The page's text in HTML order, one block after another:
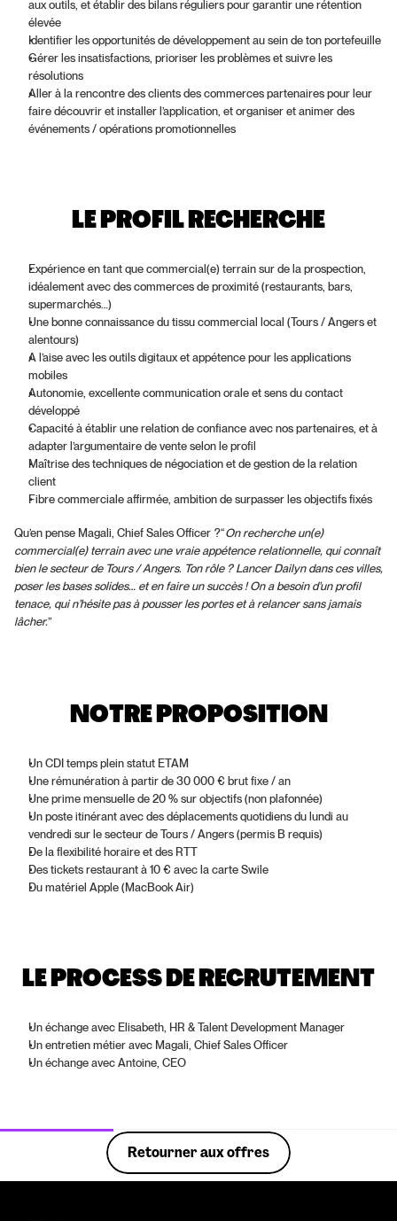
aux outils, et établir des bilans réguliers pour garantir une rétention
élevée
Identifier les opportunités de développement au sein de ton portefeuille
Gérer les insatisfactions, prioriser les problèmes et suivre les
résolutions
Aller à la rencontre des clients des commerces partenaires pour leur
faire découvrir et installer l’application, et organiser et animer des
événements / opérations promotionnelles
LE PROFIL RECHERCHE
Expérience en tant que commercial(e) terrain sur de la prospection,
idéalement avec des commerces de proximité (restaurants, bars,
supermarchés…)
Une bonne connaissance du tissu commercial local (Tours / Angers et
alentours)
A l’aise avec les outils digitaux et appétence pour les applications
mobiles
Autonomie, excellente communication orale et sens du contact
développé
Capacité à établir une relation de confiance avec nos partenaires, et à
adapter l’argumentaire de vente selon le profil
Maîtrise des techniques de négociation et de gestion de la relation
client
Fibre commerciale affirmée, ambition de surpasser les objectifs fixés
Qu’en pense Magali, Chief Sales Officer  ?“On recherche un(e)
commercial(e) terrain avec une vraie appétence relationnelle, qui connaît
bien le secteur de Tours / Angers. Ton rôle ? Lancer Dailyn dans ces villes,
poser les bases solides… et en faire un succès ! On a besoin d’un profil
tenace, qui n’hésite pas à pousser les portes et à relancer sans jamais
lâcher.”
NOTRE PROPOSITION
Un CDI temps plein statut ETAM
Une rémunération à partir de 30 000 € brut fixe / an
Une prime mensuelle de 20 % sur objectifs (non plafonnée)
Un poste itinérant avec des déplacements quotidiens du lundi au
vendredi sur le secteur de Tours / Angers (permis B requis)
De la flexibilité horaire et des RTT
Des tickets restaurant à 10 € avec la carte Swile
Du matériel Apple (MacBook Air)
LE PROCESS DE RECRUTEMENT
Un échange avec Elisabeth, HR & Talent Development Manager
Un entretien métier avec Magali, Chief Sales Officer
Un échange avec Antoine, CEO
Retourner aux offres